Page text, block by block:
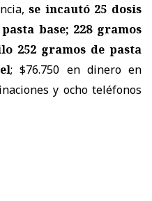
se incautó 25 dosis
base; 228 gramos
252 gramos de pasta
; $76.750 en dinero en
y ocho teléfonos